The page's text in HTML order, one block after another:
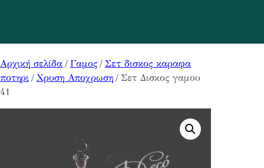
Αρχική σελίδα / Γαμος / Σετ δισκος καραφα
ποτηρι / Χρυση Αποχρωση / Σετ Δισκος γαμου
41